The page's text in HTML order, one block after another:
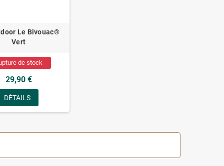
Le Bivouac®
Vert
de stock
29,90 €
DÉTAILS